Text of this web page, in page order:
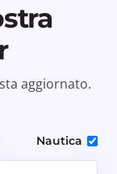
aggiornato.
Nautica